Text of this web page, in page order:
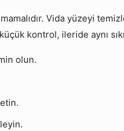
Vida yüzeyi
kontrol, ileride aynı
olun.